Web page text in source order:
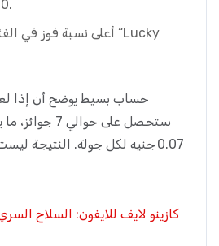
100 جنيه مستثمرة.
0.07 جنيه لكل جولة. النتيجة
كازينو لايف للايفون: السلاح